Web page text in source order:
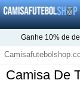
Ganhe 10%de
Camisa De